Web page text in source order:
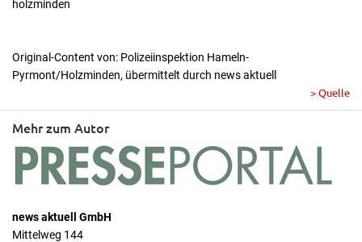
holzminden
Original-Content von: Polizeiinspektion Hameln-
Pyrmont/Holzminden, übermittelt durch news aktuell
> Quelle
Mehr zum Autor
news aktuell GmbH
Mittelweg 144